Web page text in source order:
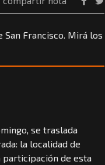
San Francisco. Mirá los
se traslada
la localidad de
participación de esta